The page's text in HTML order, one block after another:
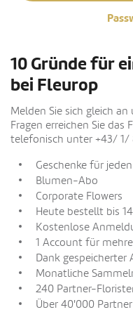
10 Gründe für
bei Fleurop
Melden Sie sich gleich
Fragen erreichen Sie das
telefonisch unter +43/ 1/
Geschenke für
Blumen-Abo
Corporate Flowers
Heute bestellt bis
Kostenlose
1 Account für
Dank gespeicherter
Monatliche
240 Partner-
Über 40'000